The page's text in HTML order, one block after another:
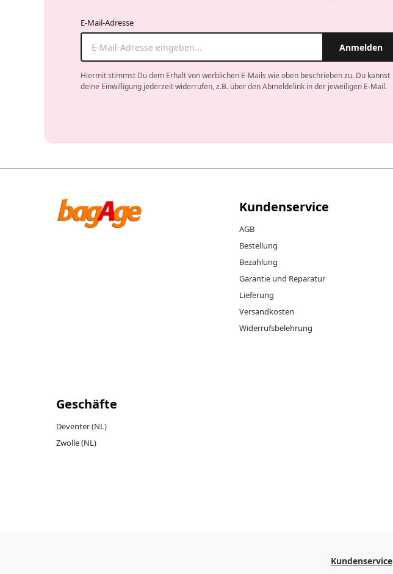
E-Mail-Adresse
Anmelden
Hiermit stimmst Du dem Erhalt von werblichen E-Mails wie oben beschrieben zu. Du kannst
deine Einwilligung jederzeit widerrufen, z.B. über den Abmeldelink in der jeweiligen E-Mail.
Kundenservice
AGB
Bestellung
Bezahlung
Garantie und Reparatur
Lieferung
Versandkosten
Widerrufsbelehrung
Geschäfte
Deventer (NL)
Zwolle (NL)
Kundenservice